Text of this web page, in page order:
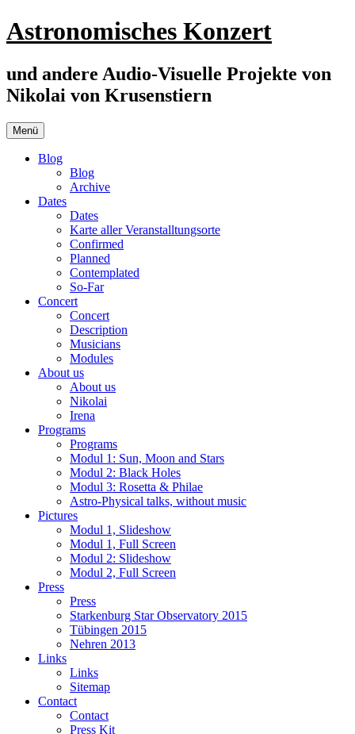
Zum
Inhalt
Astronomisches Konzert
und andere Audio-Visuelle Projekte von
Nikolai von Krusenstiern
Menü
Blog
Blog
Archive
Dates
Dates
Karte aller Veranstalltungsorte
Confirmed
Planned
Contemplated
So-Far
Concert
Concert
Description
Musicians
Modules
About us
About us
Nikolai
Irena
Programs
Programs
Modul 1: Sun, Moon and Stars
Modul 2: Black Holes
Modul 3: Rosetta & Philae
Astro-Physical talks, without music
Pictures
Modul 1, Slideshow
Modul 1, Full Screen
Modul 2: Slideshow
Modul 2, Full Screen
Press
Press
Starkenburg Star Observatory 2015
Tübingen 2015
Nehren 2013
Links
Links
Sitemap
Contact
Contact
Press Kit